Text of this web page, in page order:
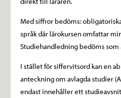
Med siffror bedöms:
språk där lärokursen omfattar
Studiehandledning bedöms som
I stället för siffervitsord kan en
anteckning om avlagda studier
endast innehåller ett